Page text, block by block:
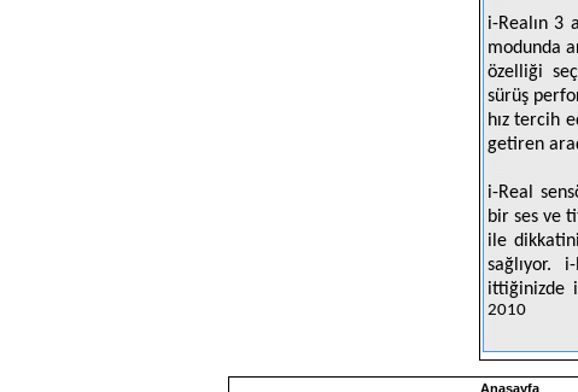
i-Realın 3
modunda
özelliği
sürüş
hız tercih
getiren
i-Real
bir ses ve
ile
sağlıyor.
ittiğinizde
2010
Anasayfa